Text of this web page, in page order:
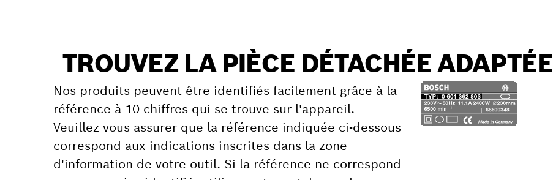
TROUVEZ LA PIÈCE DÉTACHÉE ADAPTÉE
Nos produits peuvent être identifiés facilement grâce à la
référence à 10 chiffres qui se trouve sur l'appareil.
Veuillez vous assurer que la référence indiquée ci-dessous
correspond aux indications inscrites dans la zone
d'information de votre outil. Si la référence ne correspond